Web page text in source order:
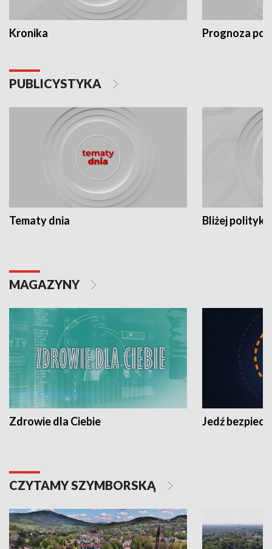
Kronika Prognoza
PUBLICYSTYKA
Tematy dnia Bliżej polityki
MAGAZYNY
Zdrowie dla Ciebie Jedź
CZYTAMY SZYMBORSKĄ